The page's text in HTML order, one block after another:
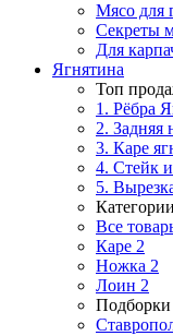
Мясо для
Секреты
Для
Ягнятина
Топ
1. Рёбра
2. Задняя
3. Каре
4. Стейк
5.
Категории
Все
Каре 2
Ножка 2
Лоин 2
Подборки